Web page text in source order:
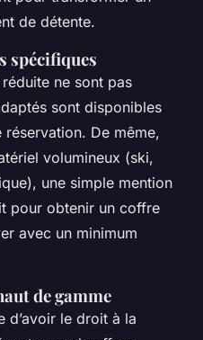
de détente.
spécifiques
ne sont pas
sont disponibles
De même,
volumineux (ski,
une simple mention
pour obtenir un coffre
avec un minimum
de gamme
d’avoir le droit à la